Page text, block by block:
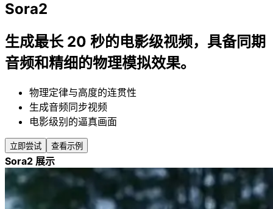
Sora2
生成最长 20 秒的电影级视频，具备同期
音频和精细的物理模拟效果。
物理定律与高度的连贯性
生成音频同步视频
电影级别的逼真画面
立即尝试 查看示例
Sora2 展示